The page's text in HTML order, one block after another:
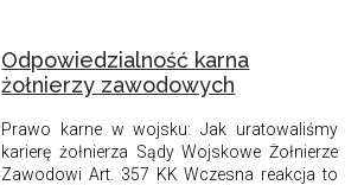
Odpowiedzialność karna
żołnierzy zawodowych
Prawo karne w wojsku: Jak uratowaliśmy
karierę żołnierza Sądy Wojskowe Żołnierze
Zawodowi Art. 357 KK Wczesna reakcja to